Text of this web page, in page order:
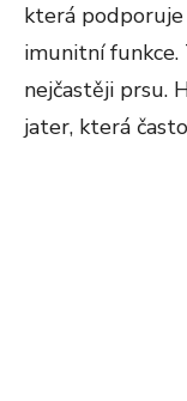
která
imunitní funkce.
nejčastěji prsu.
jater, která